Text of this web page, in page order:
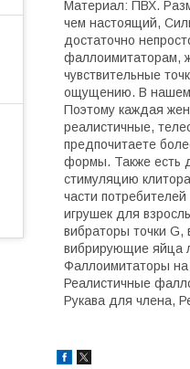
Материал: ПВХ.
чем настоящий,
достаточно
фаллоимитаторам,
чувствительные
ощущению. В нашем
Поэтому каждая
реалистичные,
предпочитаете
формы. Также есть
стимуляцию
части
игрушек для
вибраторы точки G,
вибрирующие яйца
Фаллоимитаторы
Реалистичные
Рукава для члена,